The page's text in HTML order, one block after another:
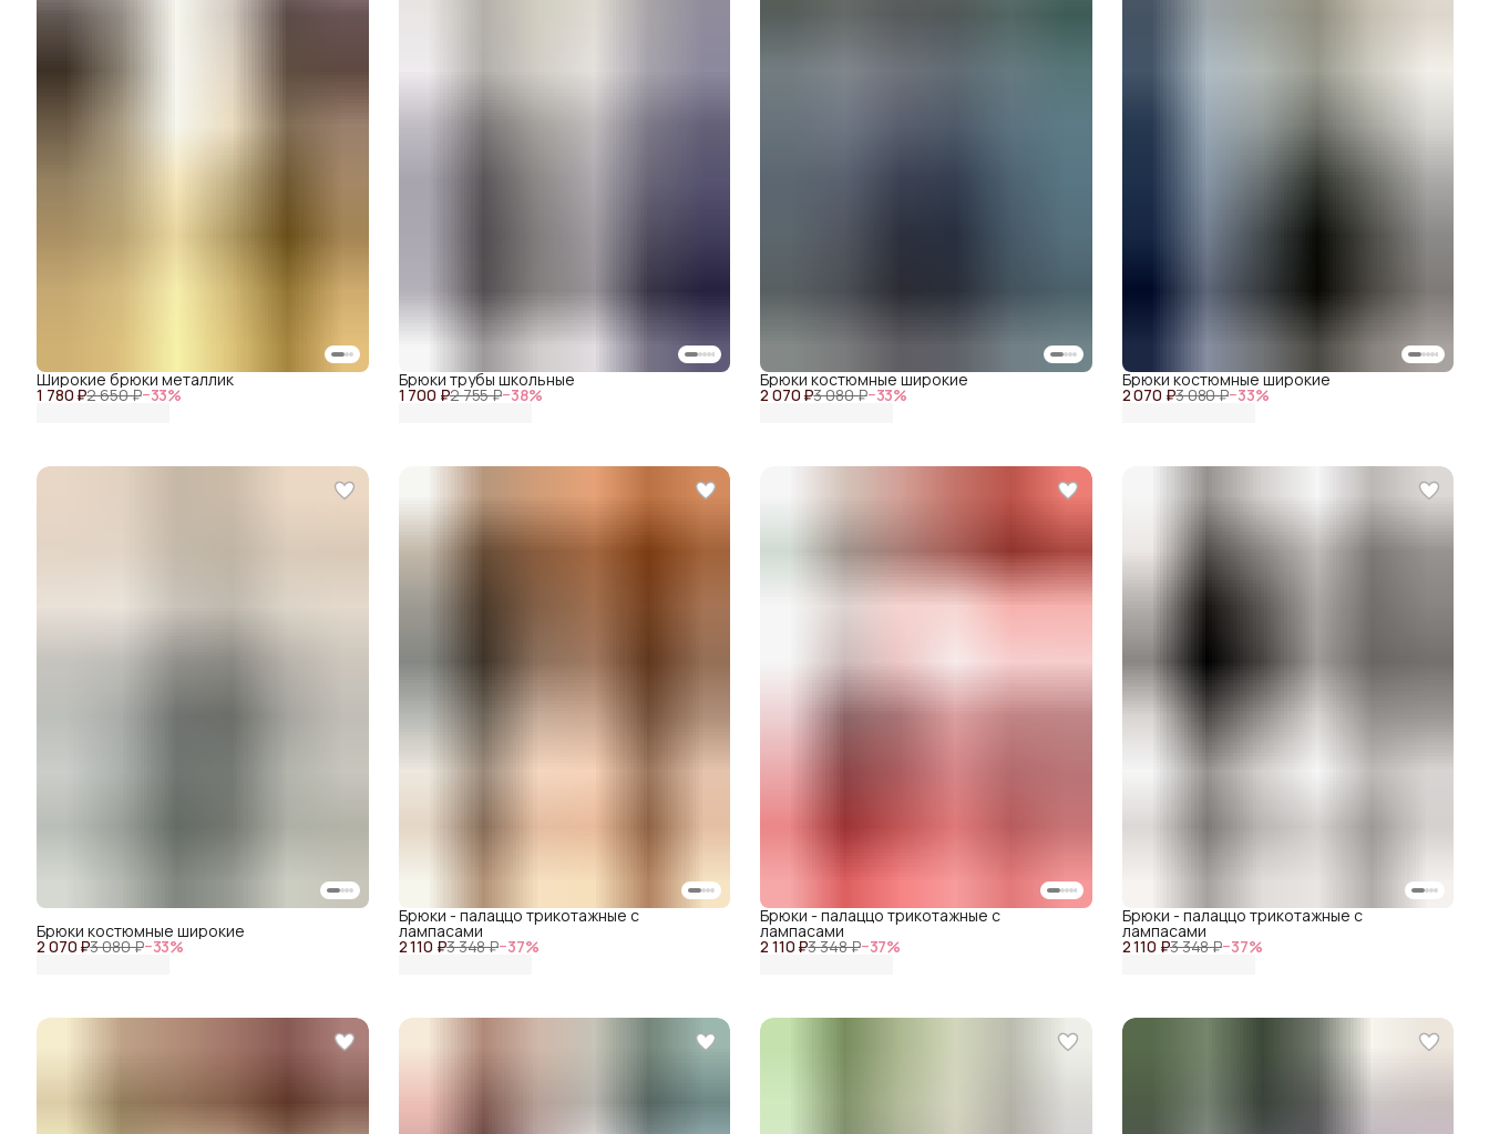
1 780 ₽2 650 ₽−33%
Широкие брюки металлик
1 700 ₽2 755 ₽−38%
Брюки трубы школьные
2 070 ₽3 080 ₽−33%
Брюки костюмные широкие
2 070 ₽3 080 ₽−33%
Брюки костюмные широкие
2 070 ₽3 080 ₽−33%
Брюки костюмные широкие
2 110 ₽3 348 ₽−37%
Брюки - палаццо трикотажные с
лампасами
2 110 ₽3 348 ₽−37%
Брюки - палаццо трикотажные с
лампасами
2 110 ₽3 348 ₽−37%
Брюки - палаццо трикотажные с
лампасами